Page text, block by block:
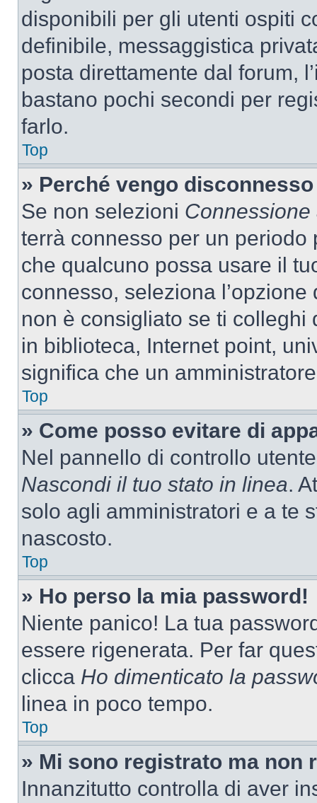
disponibili per gli utenti ospiti
definibile, messaggistica
posta direttamente dal forum,
bastano pochi secondi per
farlo.
Top
» Perché vengo
Se non selezioni
terrà connesso per un
che qualcuno possa usare il
connesso, seleziona
non è consigliato se ti
in biblioteca, Internet point,
significa che un
Top
» Come posso evitare di
Nel pannello di controllo
Nascondi il tuo stato in linea.
solo agli amministratori e a te
nascosto.
Top
» Ho perso la mia password!
Niente panico! La tua
essere rigenerata. Per far
clicca Ho dimenticato la
linea in poco tempo.
Top
» Mi sono registrato ma non
Innanzitutto controlla di aver